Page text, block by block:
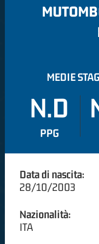
MEDIE
N.D
PPG
Data di nascita:
28/10/2003
Nazionalità:
ITA